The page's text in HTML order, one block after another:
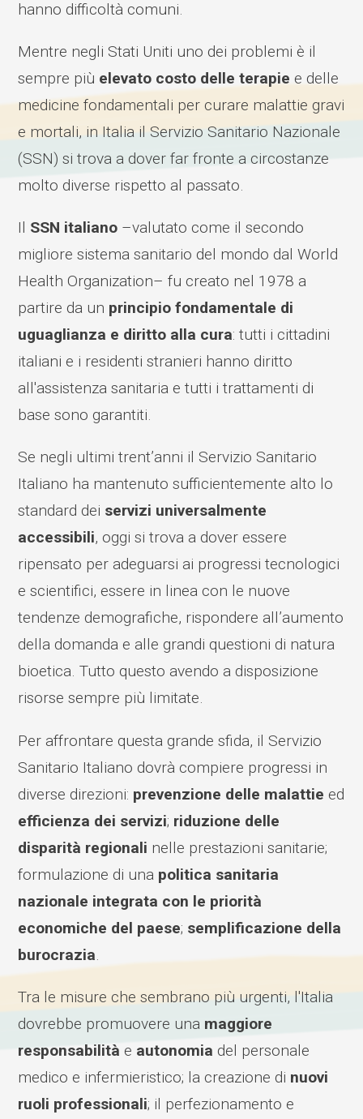
hanno difficoltà comuni.
Mentre negli Stati Uniti uno dei problemi è il
sempre più elevato costo delle terapie e delle
medicine fondamentali per curare malattie gravi
e mortali, in Italia il Servizio Sanitario Nazionale
(SSN) si trova a dover far fronte a circostanze
molto diverse rispetto al passato.
Il SSN italiano –valutato come il secondo
migliore sistema sanitario del mondo dal World
Health Organization– fu creato nel 1978 a
partire da un principio fondamentale di
uguaglianza e diritto alla cura: tutti i cittadini
italiani e i residenti stranieri hanno diritto
all'assistenza sanitaria e tutti i trattamenti di
base sono garantiti.
Se negli ultimi trent’anni il Servizio Sanitario
Italiano ha mantenuto sufficientemente alto lo
standard dei servizi universalmente
accessibili, oggi si trova a dover essere
ripensato per adeguarsi ai progressi tecnologici
e scientifici, essere in linea con le nuove
tendenze demografiche, rispondere all’aumento
della domanda e alle grandi questioni di natura
bioetica. Tutto questo avendo a disposizione
risorse sempre più limitate.
Per affrontare questa grande sfida, il Servizio
Sanitario Italiano dovrà compiere progressi in
diverse direzioni: prevenzione delle malattie ed
efficienza dei servizi; riduzione delle
disparità regionali nelle prestazioni sanitarie;
formulazione di una politica sanitaria
nazionale integrata con le priorità
economiche del paese; semplificazione della
burocrazia.
Tra le misure che sembrano più urgenti, l'Italia
dovrebbe promuovere una maggiore
responsabilità e autonomia del personale
medico e infermieristico; la creazione di nuovi
ruoli professionali; il perfezionamento e